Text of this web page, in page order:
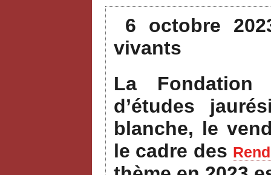
6 octobre
vivants
La Fondation
d’études
blanche, le
le cadre des